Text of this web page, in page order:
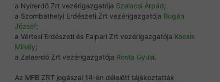
a Nyírerdő Zrt vezérigazgatója Szalacsi Árpád;
a Szombathelyi Erdészeti Zrt vezérigazgatója Bugán
József;
a Vértesi Erdészeti és Faipari Zrt vezérigazgatója Kocsis
Mihály;
a Zalaerdő Zrt vezérigazgatója Rosta Gyula.
Az MFB ZRT jogászai 14-én délelőtt tájékoztatták